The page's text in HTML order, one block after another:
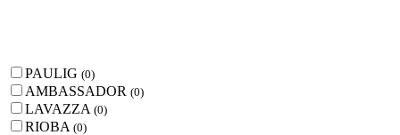
PAULIG (0)
AMBASSADOR (0)
LAVAZZA (0)
RIOBA (0)